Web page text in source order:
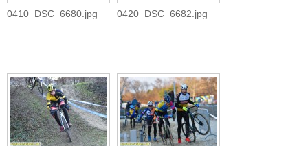
0410_DSC_6680.jpg 0420_DSC_6682.jpg